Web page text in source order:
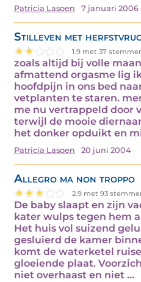
Patricia Lasoen 7 januari 2006
Stilleven met
1.9 met 37
zoals altijd bij volle
afmattend orgasme lig
hoofdpijn in ons bed
vetplanten te staren.
me nu vertrappeld door
terwijl de mooie
het donker opduikt en
Patricia Lasoen 20 juni 2004
Allegro ma non troppo
2.9 met 93
De baby slaapt en zijn
kater wulps tegen hem
Het huis vol suizend
gesluierd de kamer
komt de waterketel
gloeiende plaat.
niet overhaast en niet ...